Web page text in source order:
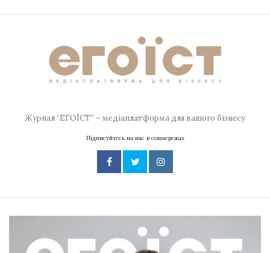
Журнал “ЕГОЇСТ” – медіаплатформа для вашого бізнесу
Підписуйтесь на нас в соцмережах